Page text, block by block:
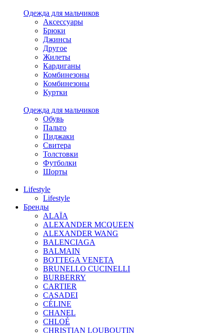
Одежда для мальчиков
Аксессуары
Брюки
Джинсы
Другое
Жилеты
Кардиганы
Комбинезоны
Комбинезоны
Куртки
Одежда для мальчиков
Обувь
Пальто
Пиджаки
Свитера
Толстовки
Футболки
Шорты
Lifestyle
Lifestyle
Бренды
ALAÏA
ALEXANDER MCQUEEN
ALEXANDER WANG
BALENCIAGA
BALMAIN
BOTTEGA VENETA
BRUNELLO CUCINELLI
BURBERRY
CARTIER
CASADEI
CÉLINE
CHANEL
CHLOÉ
CHRISTIAN LOUBOUTIN